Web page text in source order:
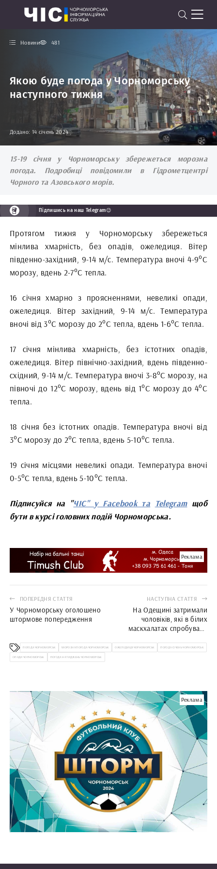
Новини 481
Якою буде погода у Чорноморську
наступного тижня
Додано: 14 січень 2024
15-19 січня у Чорноморську збережеться морозна
погода. Подробиці повідомили в Гідрометцентрі
Чорного та Азовського морів.
Підпишись на наш Telegram😉
Протягом тижня у Чорноморську збережеться
мінлива хмарність, без опадів, ожеледиця. Вітер
південно-західний, 9-14 м/с. Температура вночі 4-9°С
морозу, вдень 2-7°С тепла.
16 січня хмарно з проясненнями, невеликі опади,
ожеледиця. Вітер західний, 9-14 м/с. Температура
вночі від 3°С морозу до 2°С тепла, вдень 1-6°С тепла.
17 січня мінлива хмарність, без істотних опадів,
ожеледиця. Вітер північно-західний, вдень південно-
східний, 9-14 м/с. Температура вночі 3-8°С морозу, на
півночі до 12°С морозу, вдень від 1°С морозу до 4°С
тепла.
18 січня без істотних опадів. Температура вночі від
3°С морозу до 2°С тепла, вдень 5-10°С тепла.
19 січня місцями невеликі опади. Температура вночі
0-5°С тепла, вдень 5-10°С тепла.
Підписуйся на "ЧІС" у Facebook та Telegram щоб
бути в курсі головних подій Чорноморська.
Реклама
ПОПЕРЕДНЯ СТАТТЯ
У Чорноморську оголошено
штормове попередження
НАСТУПНА СТАТТЯ
На Одещині затримали
чоловіків, які в білих
маскхалатах спробували
ПОГОДА ЧОРНОМОРСЬК МОРОЗНА ПОГОДА ЧОРНОМОРСЬК ОЖЕЛЕДИЦЯ ЧОРНОМОРСЬК ПОГОДА СІЧЕНЬ ЧОРНОМОРСЬК
ОПАДИ ЧОРНОМОРСЬК ПОГОДА НА ТИДЖЕНЬ ЧОРНОМОРСЬК
Реклама